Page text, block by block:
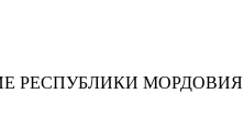
РЕСПУБЛИКИ МОРДОВИЯ